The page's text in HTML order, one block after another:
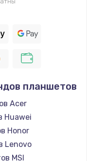
платы
планшетов
Acer
Huawei
Honor
Lenovo
MSI